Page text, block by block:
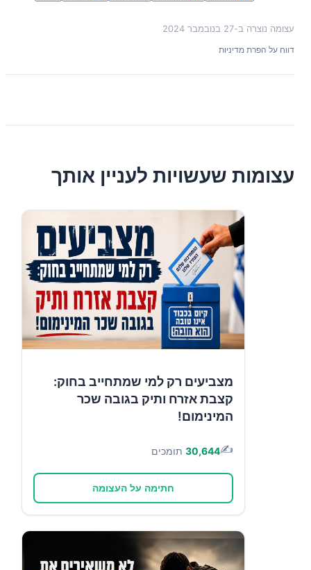
עצומה נוצרה ב-27 בנובמבר 2024
דווח על הפרת מדיניות
עצומות שעשויות לעניין אותך
מצביעים רק למי שמתחייב בחוק:
קצבת אזרח ותיק בגובה שכר
המינימום!
✍️
30,644 תומכים
חתימה על העצומה